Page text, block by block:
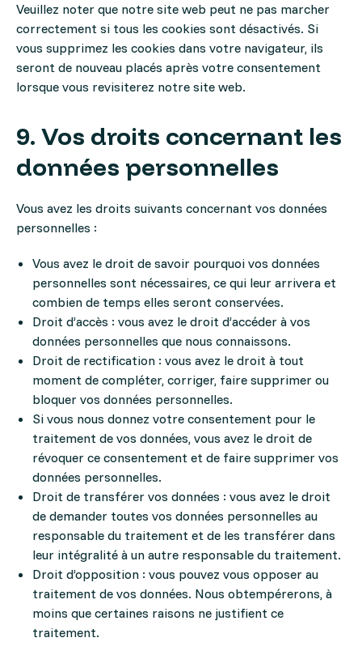
Veuillez noter que notre site web peut ne pas marcher
correctement si tous les cookies sont désactivés. Si
vous supprimez les cookies dans votre navigateur, ils
seront de nouveau placés après votre consentement
lorsque vous revisiterez notre site web.
9. Vos droits concernant les
données personnelles
Vous avez les droits suivants concernant vos données
personnelles :
Vous avez le droit de savoir pourquoi vos données
personnelles sont nécessaires, ce qui leur arrivera et
combien de temps elles seront conservées.
Droit d’accès : vous avez le droit d’accéder à vos
données personnelles que nous connaissons.
Droit de rectification : vous avez le droit à tout
moment de compléter, corriger, faire supprimer ou
bloquer vos données personnelles.
Si vous nous donnez votre consentement pour le
traitement de vos données, vous avez le droit de
révoquer ce consentement et de faire supprimer vos
données personnelles.
Droit de transférer vos données : vous avez le droit
de demander toutes vos données personnelles au
responsable du traitement et de les transférer dans
leur intégralité à un autre responsable du traitement.
Droit d’opposition : vous pouvez vous opposer au
traitement de vos données. Nous obtempérerons, à
moins que certaines raisons ne justifient ce
traitement.